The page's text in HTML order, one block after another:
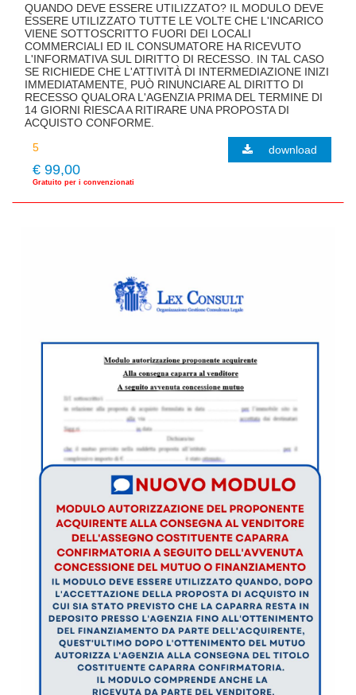
QUANDO DEVE ESSERE UTILIZZATO? IL MODULO DEVE
ESSERE UTILIZZATO TUTTE LE VOLTE CHE L'INCARICO
VIENE SOTTOSCRITTO FUORI DEI LOCALI
COMMERCIALI ED IL CONSUMATORE HA RICEVUTO
L'INFORMATIVA SUL DIRITTO DI RECESSO. IN TAL CASO
SE RICHIEDE CHE L'ATTIVITÀ DI INTERMEDIAZIONE INIZI
IMMEDIATAMENTE, PUÒ RINUNCIARE AL DIRITTO DI
RECESSO QUALORA L'AGENZIA PRIMA DEL TERMINE DI
14 GIORNI RIESCA A RITIRARE UNA PROPOSTA DI
ACQUISTO CONFORME.
€ 99,00
Gratuito per i convenzionati
download